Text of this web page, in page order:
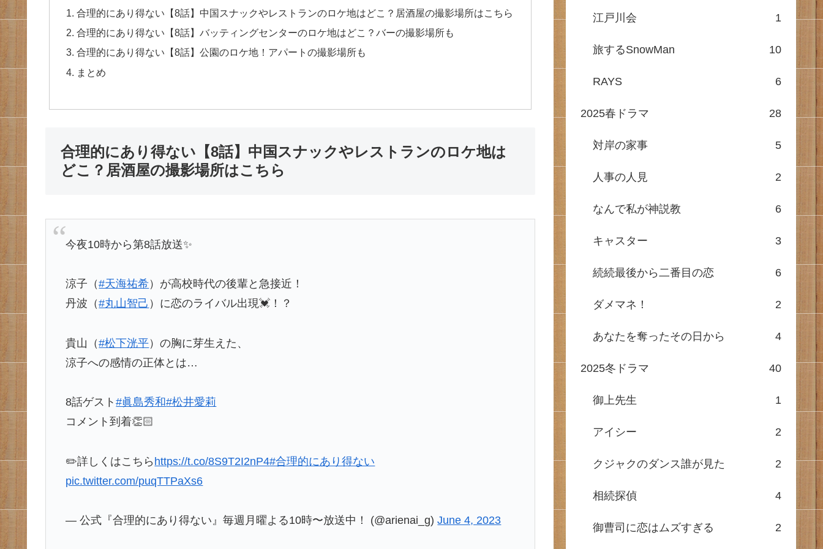
合理的にあり得ない【8話】中国スナックやレストランのロケ地はどこ？居酒屋の撮影場所はこちら
合理的にあり得ない【8話】バッティングセンターのロケ地はどこ？バーの撮影場所も
合理的にあり得ない【8話】公園のロケ地！アパートの撮影場所も
まとめ
合理的にあり得ない【8話】中国スナックやレストランのロケ地は
どこ？居酒屋の撮影場所はこちら
今夜10時から第8話放送✨
涼子（#天海祐希）が高校時代の後輩と急接近！
丹波（#丸山智己 ）に恋のライバル出現💓！？
貴山（#松下洸平）の胸に芽生えた、
涼子への感情の正体とは…
8話ゲスト#眞島秀和#松井愛莉
コメント到着👏🏻
✏️詳しくはこちら https://t.co/8S9T2I2nP4#合理的にあり得ない
pic.twitter.com/puqTTPaXs6
— 公式『合理的にあり得ない』毎週月曜よる10時〜放送中！ (@arienai_g)June 4, 2023
江戸川会 1
旅するSnowMan 10
RAYS 6
2025春ドラマ 28
対岸の家事 5
人事の人見 2
なんで私が神説教 6
キャスター 3
続続最後から二番目の恋 6
ダメマネ！ 2
あなたを奪ったその日から 4
2025冬ドラマ 40
御上先生 1
アイシー 2
クジャクのダンス誰が見た 2
相続探偵 4
御曹司に恋はムズすぎる 2